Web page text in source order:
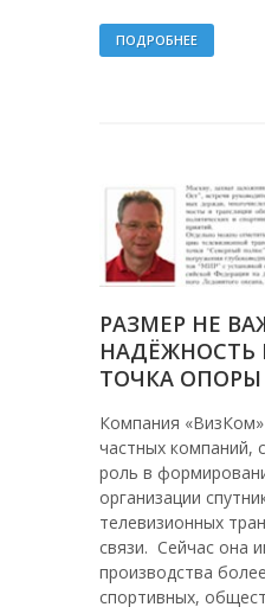
ПОДРОБНЕЕ
РАЗМЕР НЕ
НАДЁЖНОСТЬ
ТОЧКА ОПОРЫ
Компания
частных компаний,
роль в
организации
телевизионных
связи. Сейчас она
производства
спортивных,